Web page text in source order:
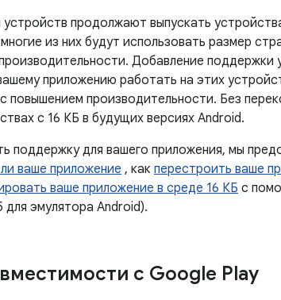
устройств продолжают выпускать
из них будут использовать размер
Добавление поддержки
приложению работать на этих
повышением производительности. Без
с 16 КБ в будущих версиях Android.
поддержку для вашего приложения, мы
ваше приложение , как перестроить ваше
ваше приложение в среде 16 КБ с
эмулятора Android).
с Google Play